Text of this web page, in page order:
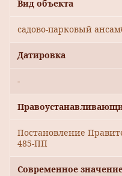
Вид объекта
садово-парковый
Датировка
-
Постановление
485-ПП
Современное